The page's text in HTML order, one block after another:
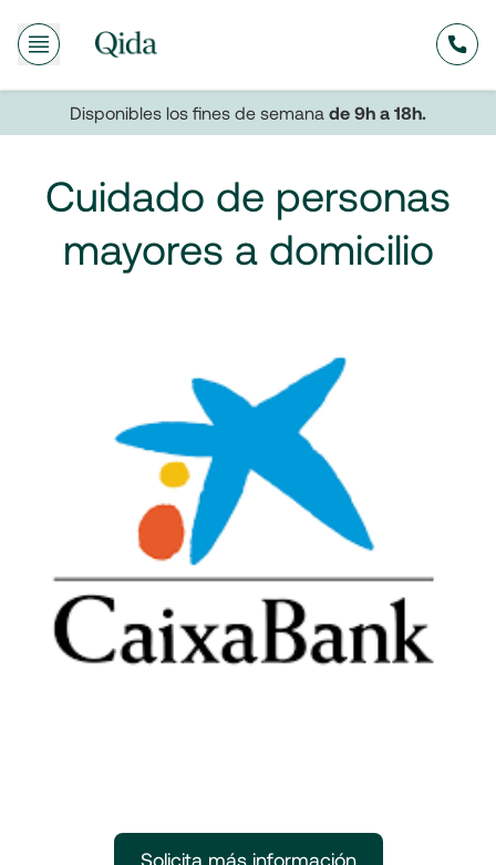
Disponibles los fines de semana de 9h a 18h.
Cuidado de personas
mayores a domicilio
Solicita más información